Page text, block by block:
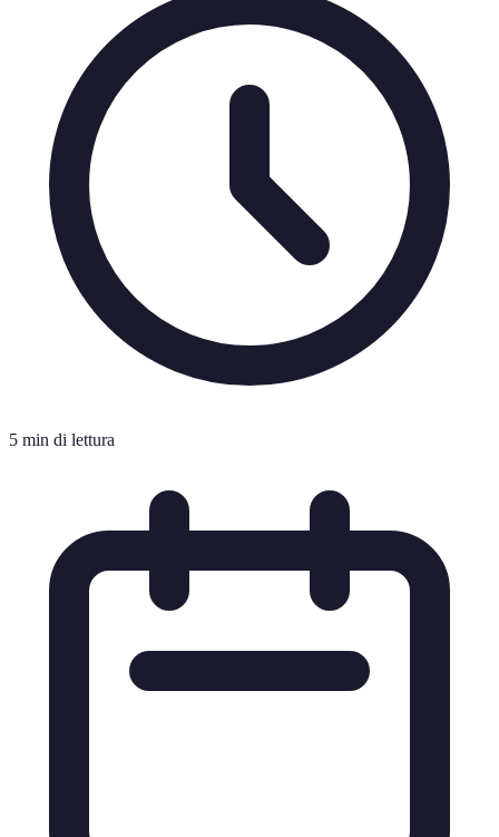
5 min di lettura